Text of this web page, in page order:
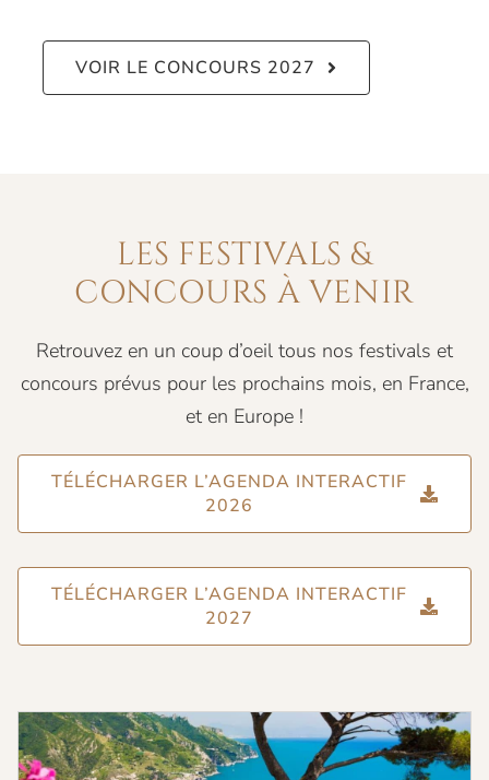
VOIR LE CONCOURS 2027
LES FESTIVALS &
CONCOURS À VENIR
Retrouvez en un coup d’oeil tous nos festivals et
concours prévus pour les prochains mois, en France,
et en Europe !
TÉLÉCHARGER L’AGENDA INTERACTIF
2026
TÉLÉCHARGER L’AGENDA INTERACTIF
2027